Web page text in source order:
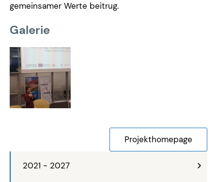
2021 - 2027
gemeinsamer Werte beitrug.
Galerie
Projekthomepage